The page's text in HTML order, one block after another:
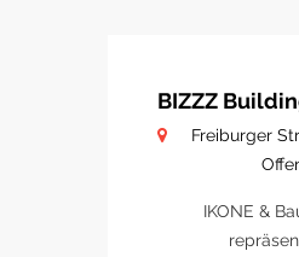
BIZZZ
Freiburger
IKONE &